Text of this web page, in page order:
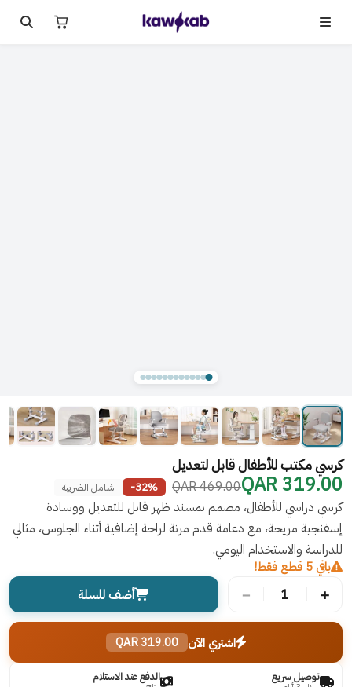
كرسي مكتب للأطفال قابل لتعديل
319.00 QAR
469.00 QAR
-32% شامل الضريبة
كرسي دراسي للأطفال، مصمم بمسند ظهر قابل للتعديل ووسادة
إسفنجية مريحة، مع دعامة قدم مرنة لراحة إضافية أثناء الجلوس، مثالي
للدراسة والاستخدام اليومي.
باقي 5 قطع فقط!
+
1
− أضف للسلة
اشتري الآن 319.00 QAR
توصيل سريع الدفع عند الاستلام